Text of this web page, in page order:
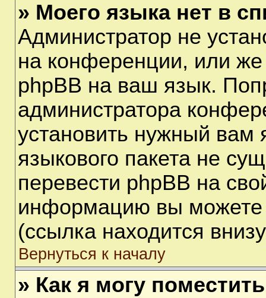
» Моего языка нет в
Администратор не
на конференции, или же
phpBB на ваш язык.
администратора
установить нужный вам
языкового пакета не
перевести phpBB на
информацию вы можете
(ссылка находится
Вернуться к началу
» Как я могу